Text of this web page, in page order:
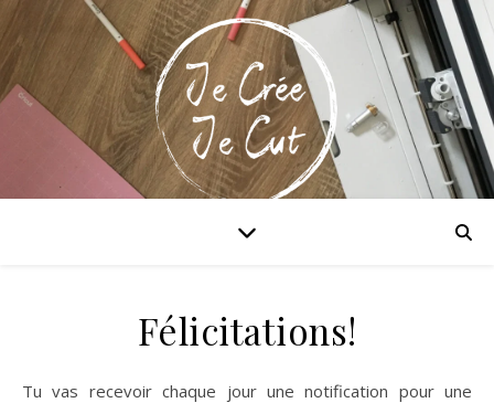
Félicitations!
Tu vas recevoir chaque jour une notification pour une